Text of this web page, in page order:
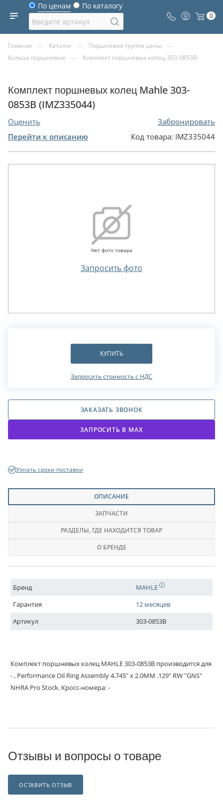
По ценам По каталогу
0
Главная — Каталог — Поршневая группа цены —
Кольца поршневые — Комплект поршневых колец 303-0853B
Комплект поршневых колец Mahle 303-
0853B (IMZ335044)
Оценить
Забронировать
Перейти к описанию
Код товара: IMZ335044
Нет фото товара
Запросить фото
КУПИТЬ
Запросить стоимость с НДС
ЗАКАЗАТЬ ЗВОНОК
ЗАПРОСИТЬ В МАХ
Узнать сроки поставки
ОПИСАНИЕ
ЗАПЧАСТИ
РАЗДЕЛЫ, ГДЕ НАХОДИТСЯ ТОВАР
О БРЕНДЕ
Бренд
MAHLE
Гарантия
12 месяцев
Артикул
303-0853B
Комплект поршневых колец MAHLE 303-0853B производится для
- , Performance Oil Ring Assembly 4.745" x 2.0MM .129" RW "GNS"
NHRA Pro Stock. Кросс-номера: -
Отзывы и вопросы о товаре
ОСТАВИТЬ ОТЗЫВ